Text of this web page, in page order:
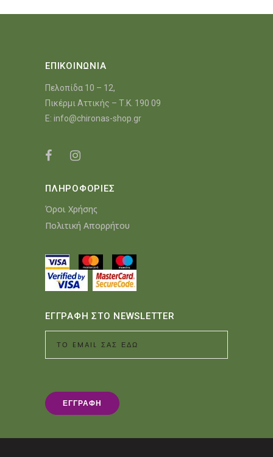
ΕΠΙΚΟΙΝΩΝΙΑ
Πελοπίδα 10 – 12,
Πικέρμι Αττικής – Τ.Κ. 190 09
E: info@chironas-shop.gr
ΠΛΗΡΟΦΟΡΙΕΣ
Όροι Χρήσης
Πολιτική Απορρήτου
ΕΓΓΡΑΦΗ ΣΤΟ NEWSLETTER